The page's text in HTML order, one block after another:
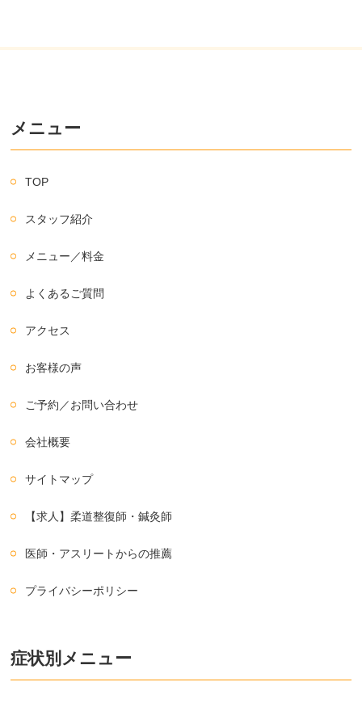
メニュー
TOP
スタッフ紹介
メニュー／料金
よくあるご質問
アクセス
お客様の声
ご予約／お問い合わせ
会社概要
サイトマップ
【求人】柔道整復師・鍼灸師
医師・アスリートからの推薦
プライバシーポリシー
症状別メニュー